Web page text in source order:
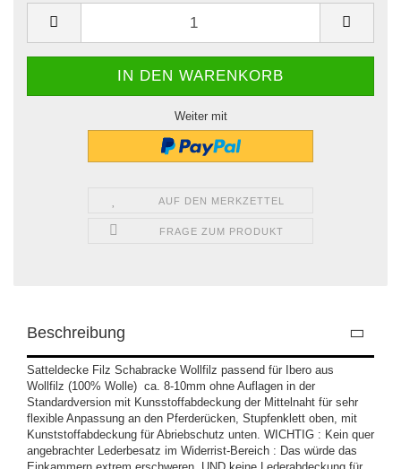
Weiter mit
AUF DEN MERKZETTEL
FRAGE ZUM PRODUKT
Beschreibung
Satteldecke Filz Schabracke Wollfilz passend für Ibero aus
Wollfilz (100% Wolle) ca. 8-10mm ohne Auflagen in der
Standardversion mit Kunsstoffabdeckung der Mittelnaht für sehr
flexible Anpassung an den Pferderücken, Stupfenklett oben, mit
Kunststoffabdeckung für Abriebschutz unten. WICHTIG : Kein quer
angebrachter Lederbesatz im Widerrist-Bereich : Das würde das